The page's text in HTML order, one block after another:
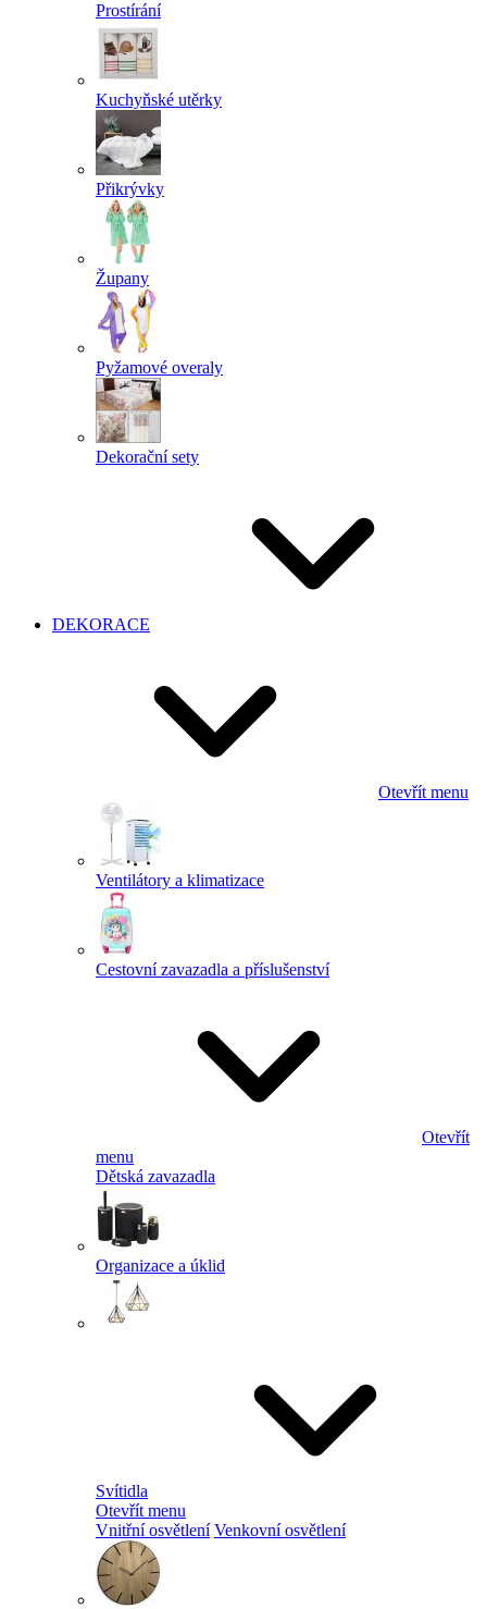
Prostírání
Kuchyňské utěrky
Přikrývky
Župany
Pyžamové overaly
Dekorační sety
DEKORACE
Otevřít menu
Ventilátory a klimatizace
Cestovní zavazadla a příslušenství
Otevřít
menu
Dětská zavazadla
Organizace a úklid
Svítidla
Otevřít menu
Vnitřní osvětlení Venkovní osvětlení